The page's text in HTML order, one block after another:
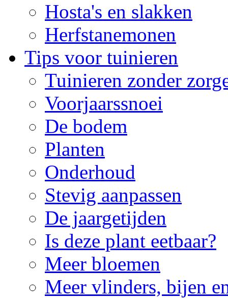
Hosta's en slakken
Herfstanemonen
Tips voor tuinieren
Tuinieren zonder
Voorjaarssnoei
De bodem
Planten
Onderhoud
Stevig aanpassen
De jaargetijden
Is deze plant eetbaar?
Meer bloemen
Meer vlinders, bijen